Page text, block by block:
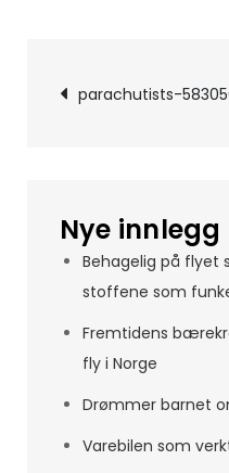
parachutists-
Nye innlegg
Behagelig på flyet
stoffene som
Fremtidens
fly i Norge
Drømmer barnet
Varebilen som